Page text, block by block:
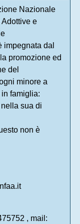
Nazionale
e
impegnata dal
promozione ed
del
minore a
famiglia:
sua di
non è
, mail: